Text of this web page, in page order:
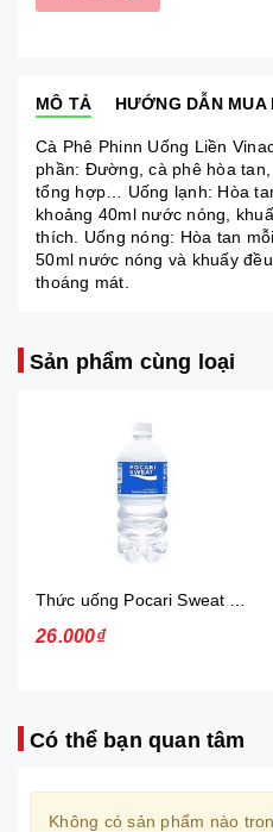
MÔ TẢ HƯỚNG DẪN MUA
Cà Phê Phinn Uống Liền
phần: Đường, cà phê hòa
tổng hợp… Uống lạnh: Hòa
khoảng 40ml nước nóng,
thích. Uống nóng: Hòa tan
50ml nước nóng và khuấy
thoáng mát.
Sản phẩm cùng loại
26.000₫
Có thể bạn quan tâm
Không có sản phẩm nào